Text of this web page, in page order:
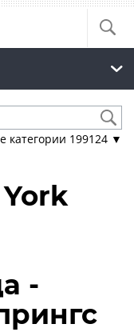
категории 199124 ▼
-